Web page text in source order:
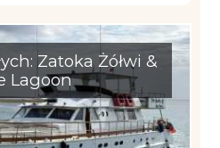
Zatoka Żółwi &
Lagoon